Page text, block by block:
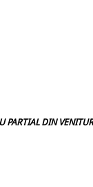
PARTIAL DIN